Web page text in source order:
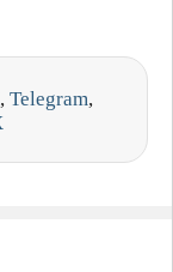
, Telegram,